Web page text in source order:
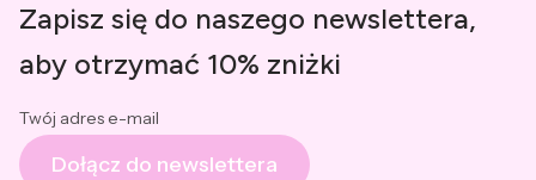
Zapisz się do naszego newslettera,
aby otrzymać 10% zniżki
Twój adres e-mail
Dołącz do newslettera